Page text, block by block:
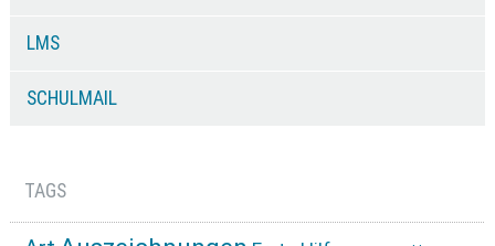
LMS
SCHULMAIL
TAGS